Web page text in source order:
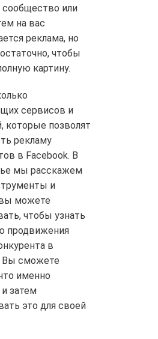
сообщество или
на вас
реклама, но
чтобы
картину.
сервисов и
которые позволят
рекламу
в Facebook. В
мы расскажем
и
можете
чтобы узнать
продвижения
в
Вы сможете
именно
и затем
это для своей